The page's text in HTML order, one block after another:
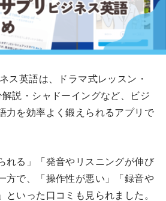
ス英語は、ドラマ式レッスン・
説・シャドーイングなど、ビジ
力を効率よく鍛えられるアプリで
れる」「発音やリスニングが伸び
方で、「操作性が悪い」「録音や
いった口コミも見られました。